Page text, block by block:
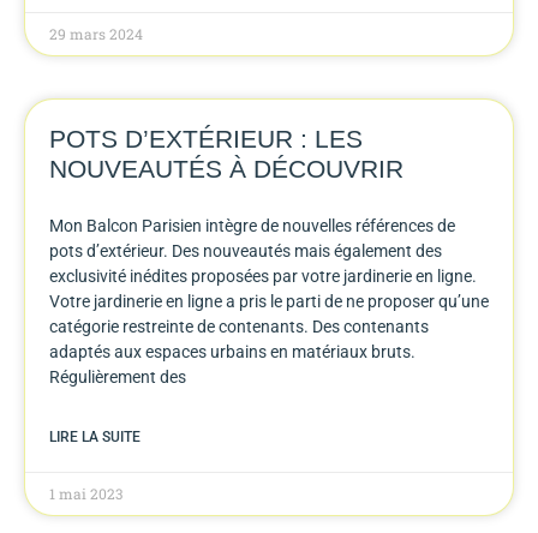
29 mars 2024
POTS D’EXTÉRIEUR : LES
NOUVEAUTÉS À DÉCOUVRIR
Mon Balcon Parisien intègre de nouvelles références de
pots d’extérieur. Des nouveautés mais également des
exclusivité inédites proposées par votre jardinerie en ligne.
Votre jardinerie en ligne a pris le parti de ne proposer qu’une
catégorie restreinte de contenants. Des contenants
adaptés aux espaces urbains en matériaux bruts.
Régulièrement des
LIRE LA SUITE
1 mai 2023